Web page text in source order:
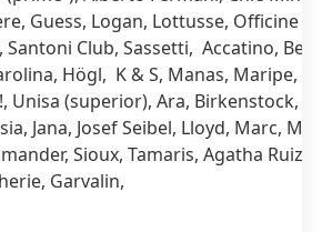
Guess, Logan, Lottusse, Officine
Santoni Club, Sassetti, Accatino,
Högl, K & S, Manas, Maripe,
Unisa (superior), Ara, Birkenstock,
Jana, Josef Seibel, Lloyd, Marc,
Sioux, Tamaris, Agatha Ruiz
Garvalin,